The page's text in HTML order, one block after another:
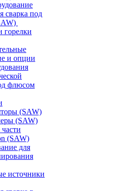
сварка под
горелки
и опции
флюсом
(SAW)
(SAW)
(SAW)
для
источники